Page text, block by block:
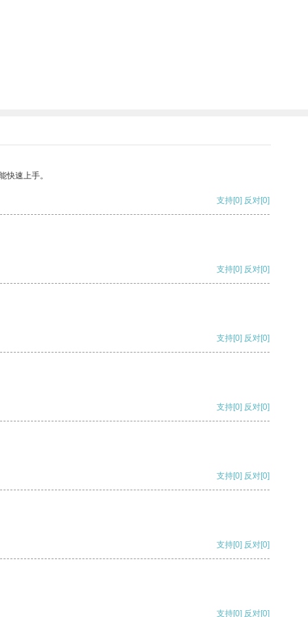
快速上手。
支持[0] 反对[0]
支持[0] 反对[0]
支持[0] 反对[0]
支持[0] 反对[0]
支持[0] 反对[0]
支持[0] 反对[0]
支持[0] 反对[0]